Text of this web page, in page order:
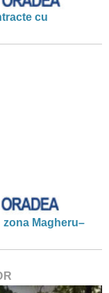
cu
zona Magheru–